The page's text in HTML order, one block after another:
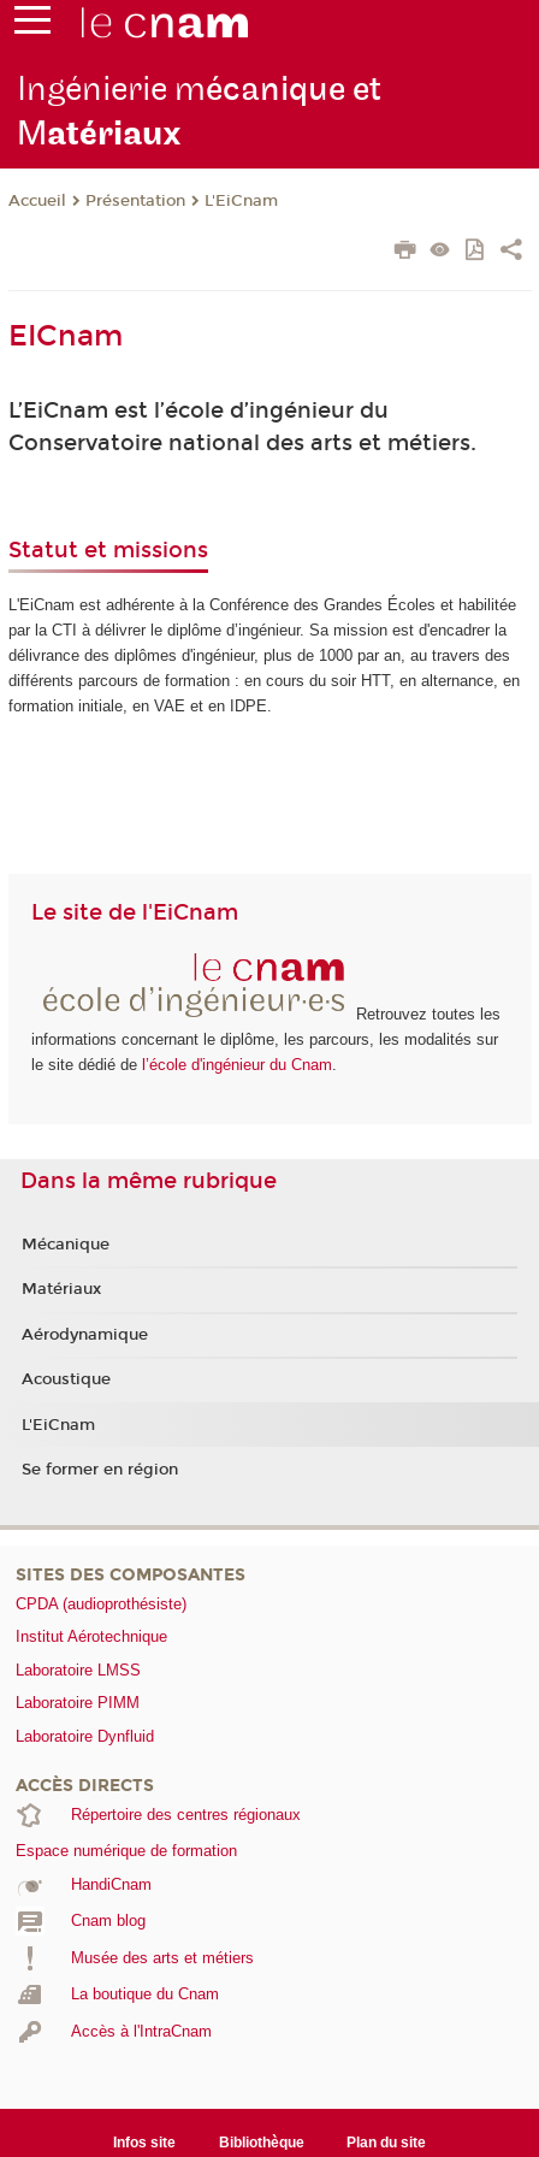
Ingénierie mécanique et
Matériaux
Accueil Présentation L'EiCnam
EICnam
L’EiCnam est l’école d’ingénieur du
Conservatoire national des arts et métiers.
Statut et missions
L'EiCnam est adhérente à la Conférence des Grandes Écoles et habilitée
par la CTI à délivrer le diplôme d’ingénieur. Sa mission est d'encadrer la
délivrance des diplômes d'ingénieur, plus de 1000 par an, au travers des
différents parcours de formation : en cours du soir HTT, en alternance, en
formation initiale, en VAE et en IDPE.
Le site de l'EiCnam
Retrouvez toutes les
informations concernant le diplôme, les parcours, les modalités sur
le site dédié de l’école d'ingénieur du Cnam.
Dans la même rubrique
Mécanique
Matériaux
Aérodynamique
Acoustique
L'EiCnam
Se former en région
SITES DES COMPOSANTES
CPDA (audioprothésiste)
Institut Aérotechnique
Laboratoire LMSS
Laboratoire PIMM
Laboratoire Dynfluid
ACCÈS DIRECTS
Répertoire des centres régionaux
Espace numérique de formation
HandiCnam
Cnam blog
Musée des arts et métiers
La boutique du Cnam
Accès à l'IntraCnam
Infos site Bibliothèque Plan du site